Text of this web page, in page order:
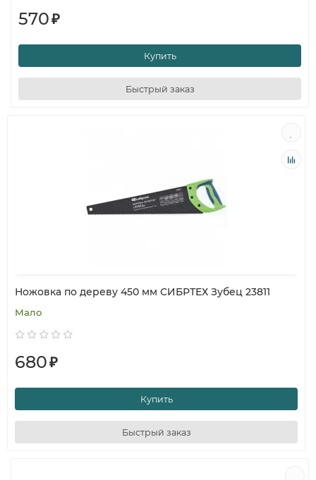
570₽
Купить
Быстрый заказ
Ножовка по дереву 450 мм СИБРТЕХ Зубец 23811
Мало
680₽
Купить
Быстрый заказ